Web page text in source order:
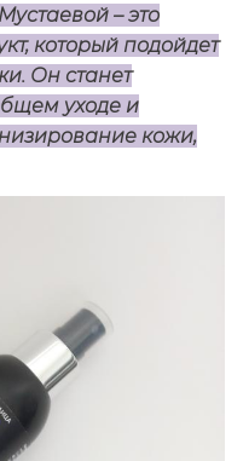
– это
который подойдет
Он станет
уходе и
кожи,